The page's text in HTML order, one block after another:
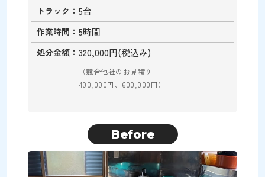
トラック 5台
作業時間 5時間
処分金額 320,000円(税込み)
（競合他社のお見積り
400,000円、600,000円）
Before